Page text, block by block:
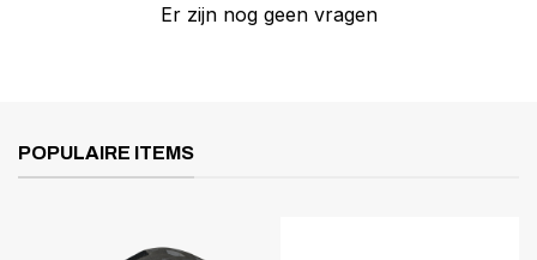
Er zijn nog geen vragen
POPULAIRE ITEMS